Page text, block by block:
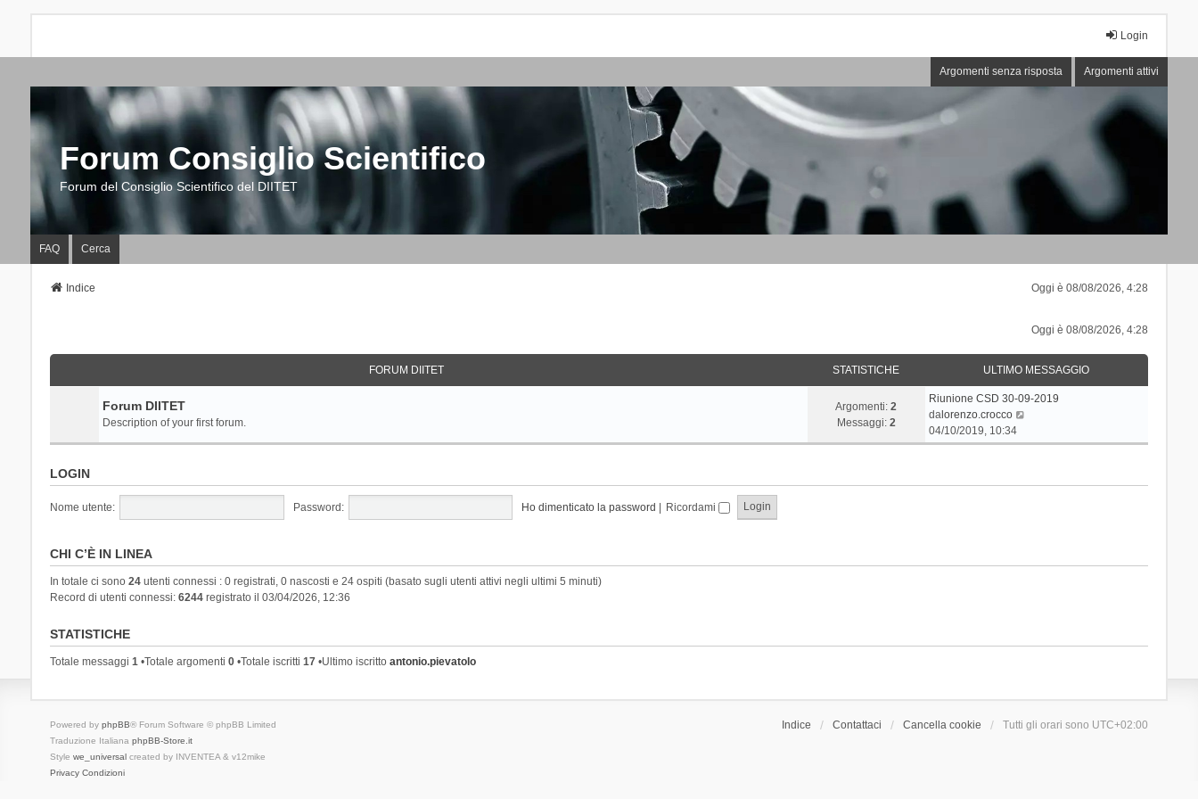
Login
Argomenti senza risposta Argomenti attivi
Forum Consiglio Scientifico
Forum del Consiglio Scientifico del DIITET
FAQ Cerca
Oggi è 08/08/2026, 4:28
Indice
Oggi è 08/08/2026, 4:28
FORUM DIITET STATISTICHE ULTIMO MESSAGGIO
Forum DIITET
Description of your first forum.
Argomenti:2
Messaggi: 2
Riunione CSD 30-09-2019
dalorenzo.crocco
d
o
04/10/2019, 10:34
LOGIN
Nome utente: Password: Ho dimenticato la password | Ricordami
CHI C’È IN LINEA
In totale ci sono 24utenti connessi : 0 registrati, 0 nascosti e 24 ospiti (basato sugli utenti attivi negli ultimi 5 minuti)
Record di utenti connessi: 6244registrato il 03/04/2026, 12:36
STATISTICHE
Totale messaggi 1•Totale argomenti 0•Totale iscritti 17•Ultimo iscritto antonio.pievatolo
Indice Contattaci Cancella cookie Tutti gli orari sono UTC+02:00
Powered by phpBB® Forum Software © phpBB Limited
Traduzione Italiana phpBB-Store.it
Style we_universalcreated by INVENTEA & v12mike
Privacy Condizioni